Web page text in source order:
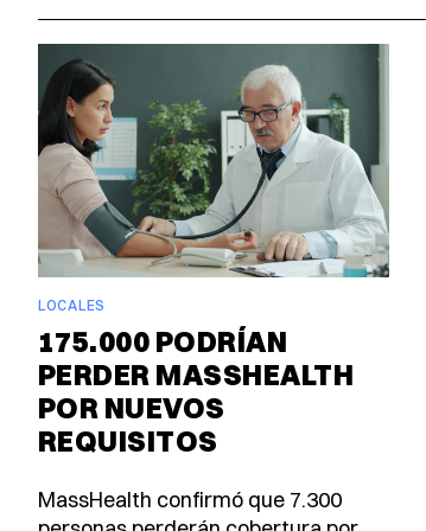
LOCALES
175.000 PODRÍAN
PERDER MASSHEALTH
POR NUEVOS
REQUISITOS
MassHealth confirmó que 7.300